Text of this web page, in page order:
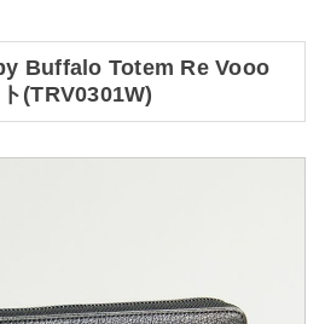
Buffalo Totem Re Vooo
(TRV0301W)